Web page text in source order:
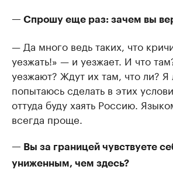
— Спрошу еще раз: зачем вы
— Да много ведь таких, что
уезжать!» — и уезжает. И что
уезжают? Ждут их там, что ли? Я
попытаюсь сделать в этих
оттуда буду хаять Россию.
всегда проще.
— Вы за границей чувствуете
униженным, чем здесь?